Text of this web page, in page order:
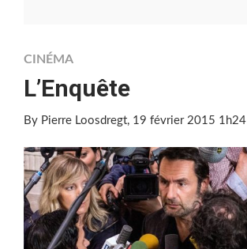
CINÉMA
L’Enquête
By Pierre Loosdregt, 19 février 2015 1h24